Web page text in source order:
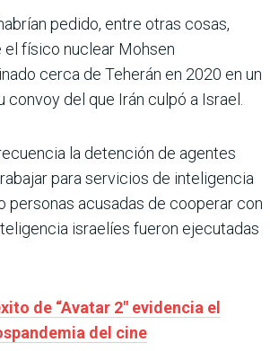
pedido, entre otras cosas,
físico nuclear Mohsen
cerca de Teherán en 2020 en un
convoy del que Irán culpó a Israel.
la detención de agentes
para servicios de inteligencia
personas acusadas de cooperar con
israelíes fueron ejecutadas
de “Avatar 2″ evidencia el
del cine